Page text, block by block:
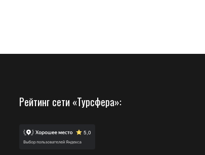
Рейтинг сети «Турсфера»: